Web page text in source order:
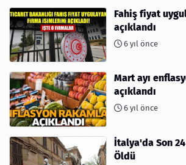
Fahiş fiyat
açıklandı
6 yıl önce
Mart ayı
açıklandı
6 yıl önce
İtalya'da Son
Öldü